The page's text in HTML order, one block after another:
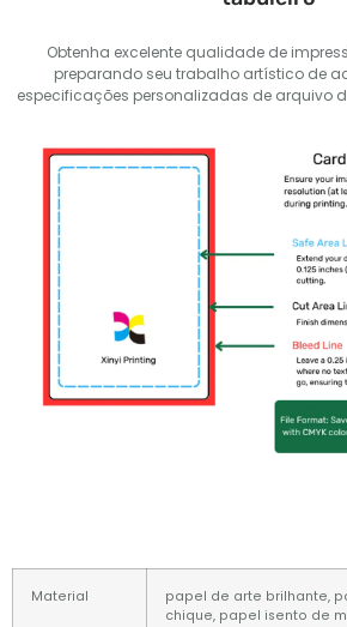
Obtenha excelente qualidade de
preparando seu trabalho artístico de
especificações personalizadas de arquivo
Material
papel de arte brilhante,
chique, papel isento de